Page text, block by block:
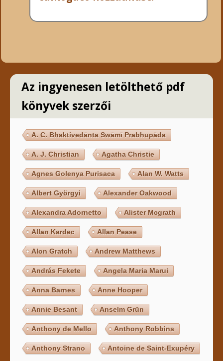
Az ingyenesen letölthető pdf
könyvek szerzői
A. C. Bhaktivedānta Swāmī Prabhupāda
A. J. Christian Agatha Christie
Agnes Golenya Purisaca Alan W. Watts
Albert Györgyi Alexander Oakwood
Alexandra Adornetto Alister Mcgrath
Allan Kardec Allan Pease
Alon Gratch Andrew Matthews
András Fekete Angela Maria Marui
Anna Barnes Anne Hooper
Annie Besant Anselm Grün
Anthony de Mello Anthony Robbins
Anthony Strano Antoine de Saint-Exupéry